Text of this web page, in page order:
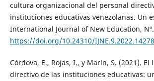
cultura organizacional del personal
instituciones educativas venezolanas. Un
International Journal of New Education,
https://doi.org/10.24310/IJNE.9.2022.14278
Córdova, E., Rojas, I., y Marín, S. (2021). El
directivo de las instituciones educativas: